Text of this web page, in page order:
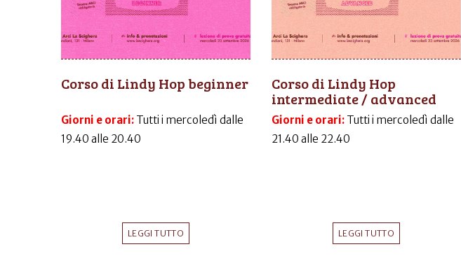
Corso di Lindy Hop beginner
Giorni e orari: Tutti i mercoledì dalle
19.40 alle 20.40
LEGGI TUTTO
Corso di Lindy Hop
intermediate / advanced
Giorni e orari: Tutti i mercoledì dalle
21.40 alle 22.40
LEGGI TUTTO